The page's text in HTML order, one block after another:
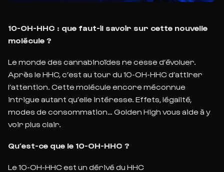
10-OH-HHC : que faut-il savoir sur cette nouvelle
molécule ?
Le monde des cannabinoïdes ne cesse d’évoluer.
Après le HHC, c’est au tour du 10-OH-HHC d’attirer
l’attention. Cette molécule encore méconnue
intrigue autant qu’elle intéresse. Effets, légalité,
modes de consommation… Golden High vous aide à y
voir plus clair.
Qu’est-ce que le 10-OH-HHC ?
Le 10-OH-HHC est un dérivé du HHC